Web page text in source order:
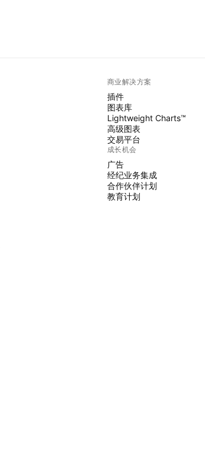
商业解决方案
插件
图表库
Lightweight Charts™
高级图表
交易平台
成长机会
广告
经纪业务集成
合作伙伴计划
教育计划